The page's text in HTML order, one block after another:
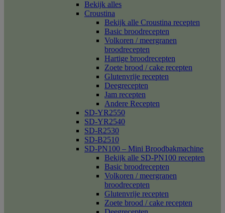
Bekijk alles
Croustina
Bekijk alle Croustina recepten
Basic broodrecepten
Volkoren / meergranen
broodrecepten
Hartige broodrecepten
Zoete brood / cake recepten
Glutenvrije recepten
Deegrecepten
Jam recepten
Andere Recepten
SD-YR2550
SD-YR2540
SD-R2530
SD-B2510
SD-PN100 – Mini Broodbakmachine
Bekijk alle SD-PN100 recepten
Basic broodrecepten
Volkoren / meergranen
broodrecepten
Glutenvrije recepten
Zoete brood / cake recepten